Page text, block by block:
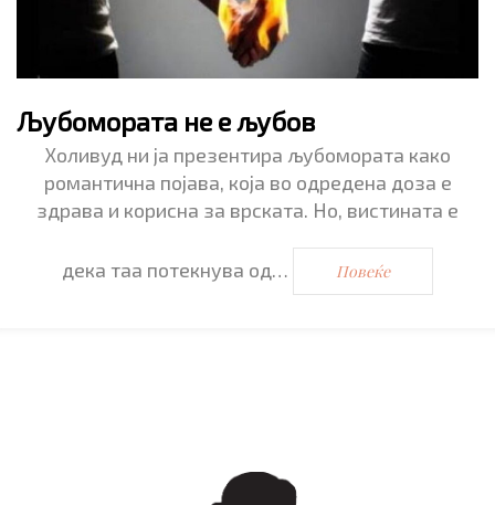
Љубомората не е љубов
Холивуд ни ја презентира љубомората како
романтична појава, која во одредена доза е
здрава и корисна за врската. Но, вистината е
дека таа потекнува од… Повеќе